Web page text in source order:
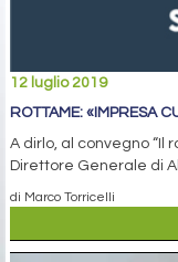
12 luglio 2019
ROTTAME: «IMPRESA
A dirlo, al convegno “Il
Direttore Generale di
di Marco Torricelli